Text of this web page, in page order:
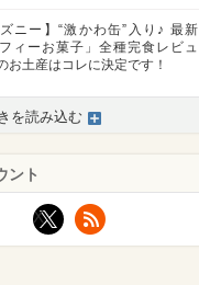
ズニー】“激かわ缶”入り♪ 最新
フィーお菓子」全種完食レビュ
お土産はコレに決定です！
を読み込む
ント
X